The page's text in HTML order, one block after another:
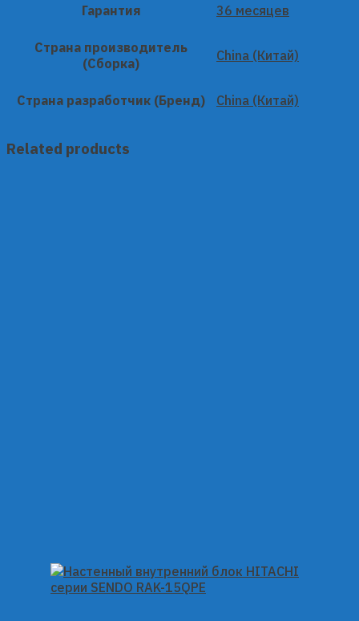
Гарантия 36 месяцев
Страна производитель
(Сборка)
China (Китай)
Страна разработчик (Бренд) China (Китай)
Related products